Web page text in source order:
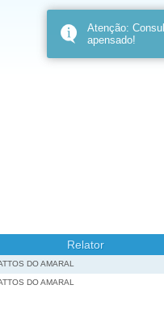
Relator
DO AMARAL
DO AMARAL
Atenção:
apensado!